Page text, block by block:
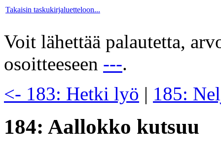
Takaisin taskukirjaluetteloon...
Voit lähettää palautetta,
osoitteeseen ---.
<- 183: Hetki lyö | 185:
184: Aallokko kutsuu